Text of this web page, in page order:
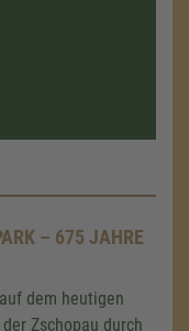
– 675 JAHRE
dem heutigen
Zschopau durch